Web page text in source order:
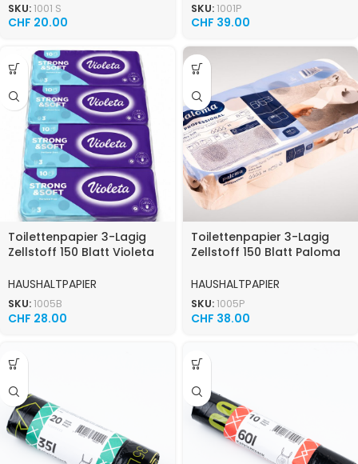
SKU:1001 S
CHF 20.00
SKU:1001P
CHF 39.00
Toilettenpapier 3-Lagig
Zellstoff 150 Blatt Violeta
HAUSHALTPAPIER
SKU:1005B
CHF 28.00
Toilettenpapier 3-Lagig
Zellstoff 150 Blatt Paloma
HAUSHALTPAPIER
SKU:1005P
CHF 38.00